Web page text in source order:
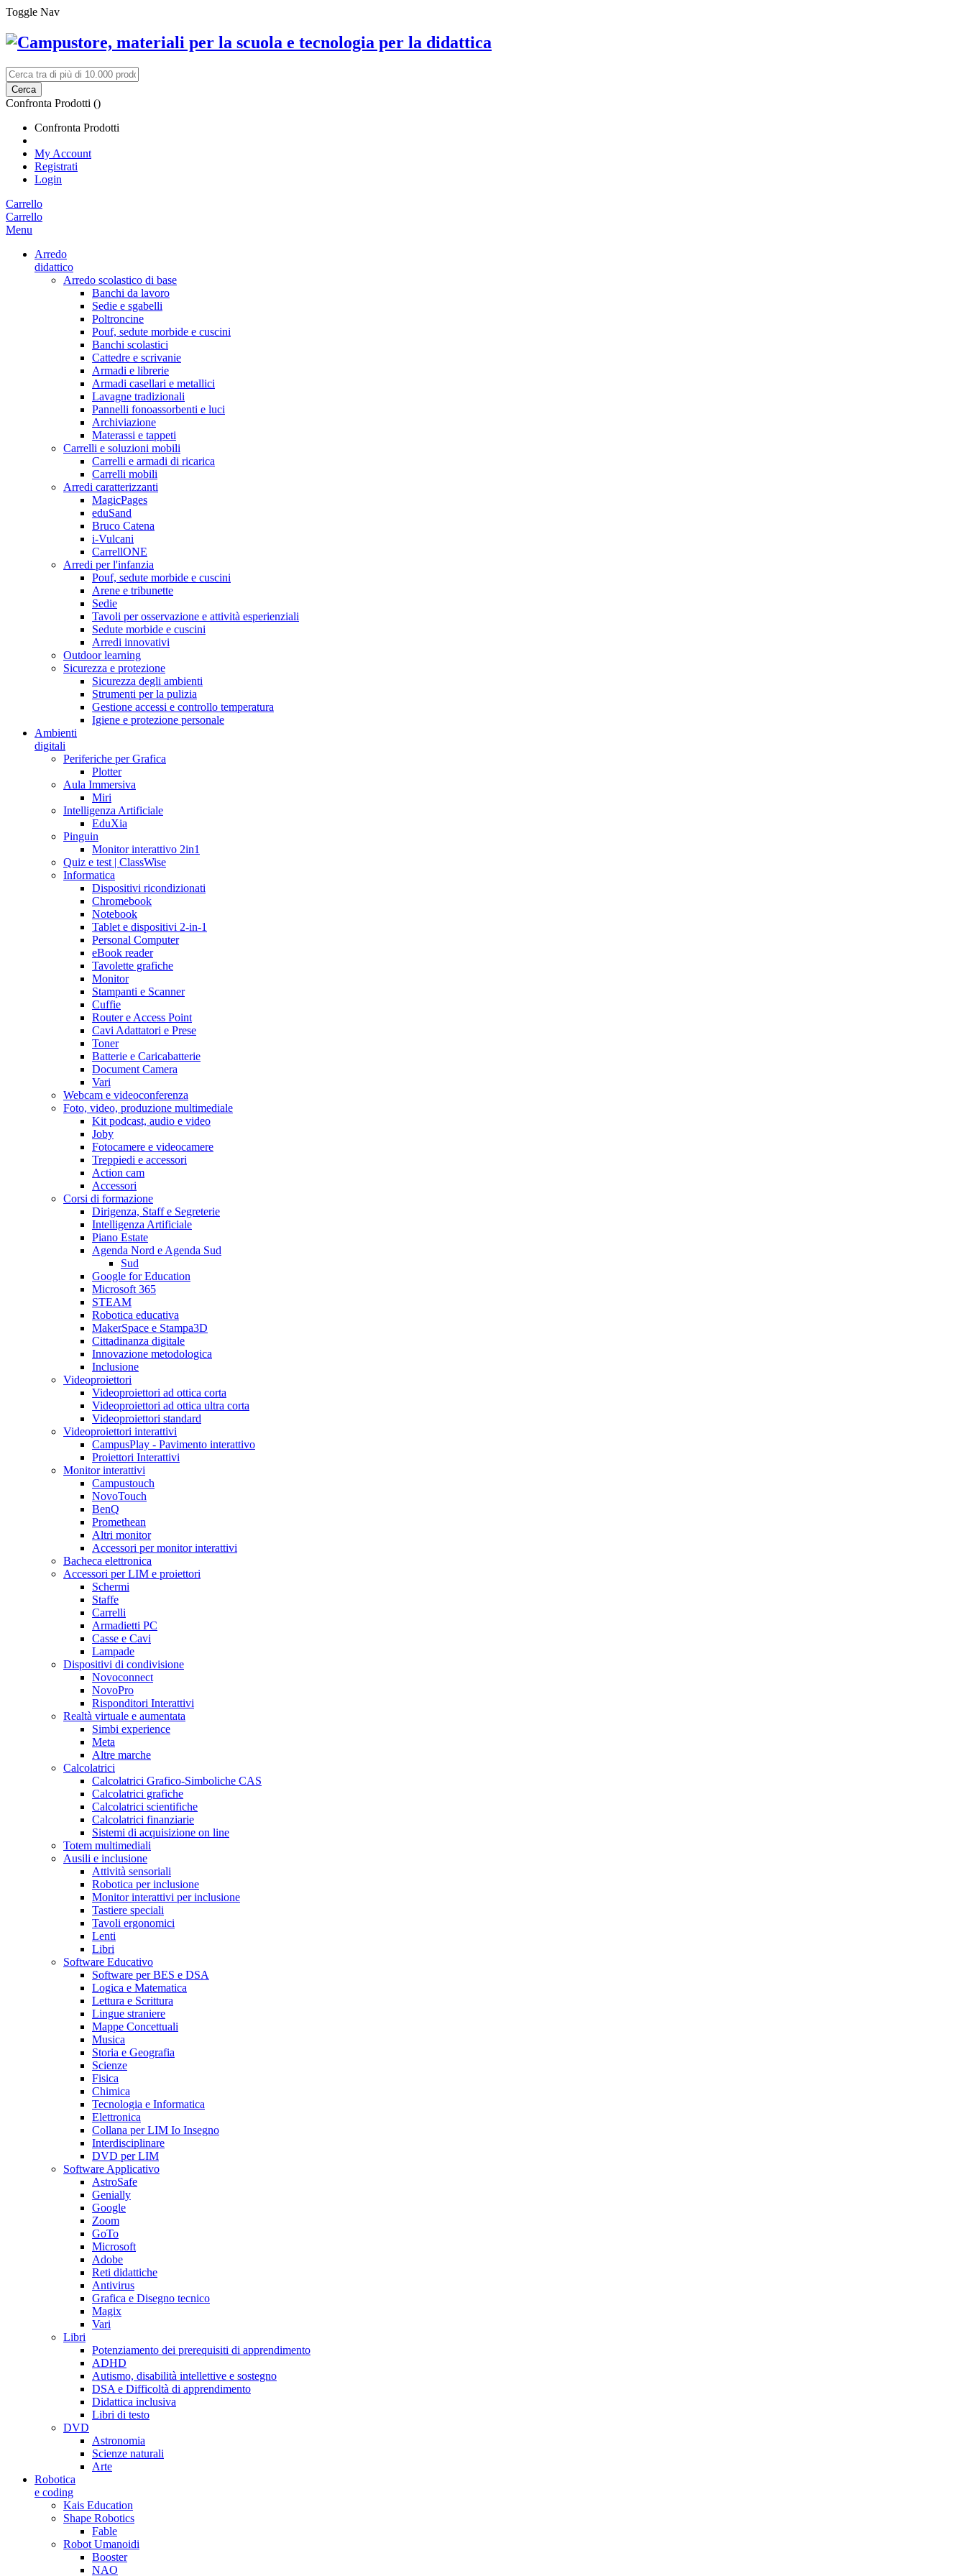
Toggle Nav
Cerca
Confronta Prodotti ()
Confronta Prodotti
My Account
Registrati
Login
Carrello
Carrello
Menu
Arredo
didattico
Arredo scolastico di base
Banchi da lavoro
Sedie e sgabelli
Poltroncine
Pouf, sedute morbide e cuscini
Banchi scolastici
Cattedre e scrivanie
Armadi e librerie
Armadi casellari e metallici
Lavagne tradizionali
Pannelli fonoassorbenti e luci
Archiviazione
Materassi e tappeti
Carrelli e soluzioni mobili
Carrelli e armadi di ricarica
Carrelli mobili
Arredi caratterizzanti
MagicPages
eduSand
Bruco Catena
i-Vulcani
CarrellONE
Arredi per l'infanzia
Pouf, sedute morbide e cuscini
Arene e tribunette
Sedie
Tavoli per osservazione e attività esperienziali
Sedute morbide e cuscini
Arredi innovativi
Outdoor learning
Sicurezza e protezione
Sicurezza degli ambienti
Strumenti per la pulizia
Gestione accessi e controllo temperatura
Igiene e protezione personale
Ambienti
digitali
Periferiche per Grafica
Plotter
Aula Immersiva
Miri
Intelligenza Artificiale
EduXia
Pinguin
Monitor interattivo 2in1
Quiz e test | ClassWise
Informatica
Dispositivi ricondizionati
Chromebook
Notebook
Tablet e dispositivi 2-in-1
Personal Computer
eBook reader
Tavolette grafiche
Monitor
Stampanti e Scanner
Cuffie
Router e Access Point
Cavi Adattatori e Prese
Toner
Batterie e Caricabatterie
Document Camera
Vari
Webcam e videoconferenza
Foto, video, produzione multimediale
Kit podcast, audio e video
Joby
Fotocamere e videocamere
Treppiedi e accessori
Action cam
Accessori
Corsi di formazione
Dirigenza, Staff e Segreterie
Intelligenza Artificiale
Piano Estate
Agenda Nord e Agenda Sud
Sud
Google for Education
Microsoft 365
STEAM
Robotica educativa
MakerSpace e Stampa3D
Cittadinanza digitale
Innovazione metodologica
Inclusione
Videoproiettori
Videoproiettori ad ottica corta
Videoproiettori ad ottica ultra corta
Videoproiettori standard
Videoproiettori interattivi
CampusPlay - Pavimento interattivo
Proiettori Interattivi
Monitor interattivi
Campustouch
NovoTouch
BenQ
Promethean
Altri monitor
Accessori per monitor interattivi
Bacheca elettronica
Accessori per LIM e proiettori
Schermi
Staffe
Carrelli
Armadietti PC
Casse e Cavi
Lampade
Dispositivi di condivisione
Novoconnect
NovoPro
Risponditori Interattivi
Realtà virtuale e aumentata
Simbi experience
Meta
Altre marche
Calcolatrici
Calcolatrici Grafico-Simboliche CAS
Calcolatrici grafiche
Calcolatrici scientifiche
Calcolatrici finanziarie
Sistemi di acquisizione on line
Totem multimediali
Ausili e inclusione
Attività sensoriali
Robotica per inclusione
Monitor interattivi per inclusione
Tastiere speciali
Tavoli ergonomici
Lenti
Libri
Software Educativo
Software per BES e DSA
Logica e Matematica
Lettura e Scrittura
Lingue straniere
Mappe Concettuali
Musica
Storia e Geografia
Scienze
Fisica
Chimica
Tecnologia e Informatica
Elettronica
Collana per LIM Io Insegno
Interdisciplinare
DVD per LIM
Software Applicativo
AstroSafe
Genially
Google
Zoom
GoTo
Microsoft
Adobe
Reti didattiche
Antivirus
Grafica e Disegno tecnico
Magix
Vari
Libri
Potenziamento dei prerequisiti di apprendimento
ADHD
Autismo, disabilità intellettive e sostegno
DSA e Difficoltà di apprendimento
Didattica inclusiva
Libri di testo
DVD
Astronomia
Scienze naturali
Arte
Robotica
e coding
Kais Education
Shape Robotics
Fable
Robot Umanoidi
Booster
NAO